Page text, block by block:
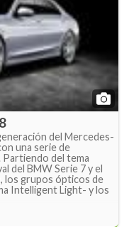
del Mercedes-
una serie de
del tema
del BMW Serie 7 y el
los grupos ópticos de
Intelligent Light- y los